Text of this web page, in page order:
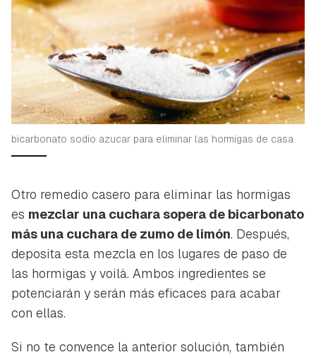
bicarbonato sodio azucar para eliminar las hormigas de casa
Otro remedio casero para eliminar las hormigas
es mezclar una cuchara sopera de bicarbonato
más una cuchara de zumo de limón. Después,
deposita esta mezcla en los lugares de paso de
las hormigas y voilà. Ambos ingredientes se
potenciarán y serán más eficaces para acabar
con ellas.
Si no te convence la anterior solución, también